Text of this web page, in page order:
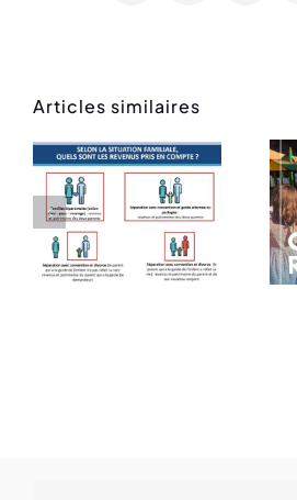
Articles similaires
Rentrée
des
classes